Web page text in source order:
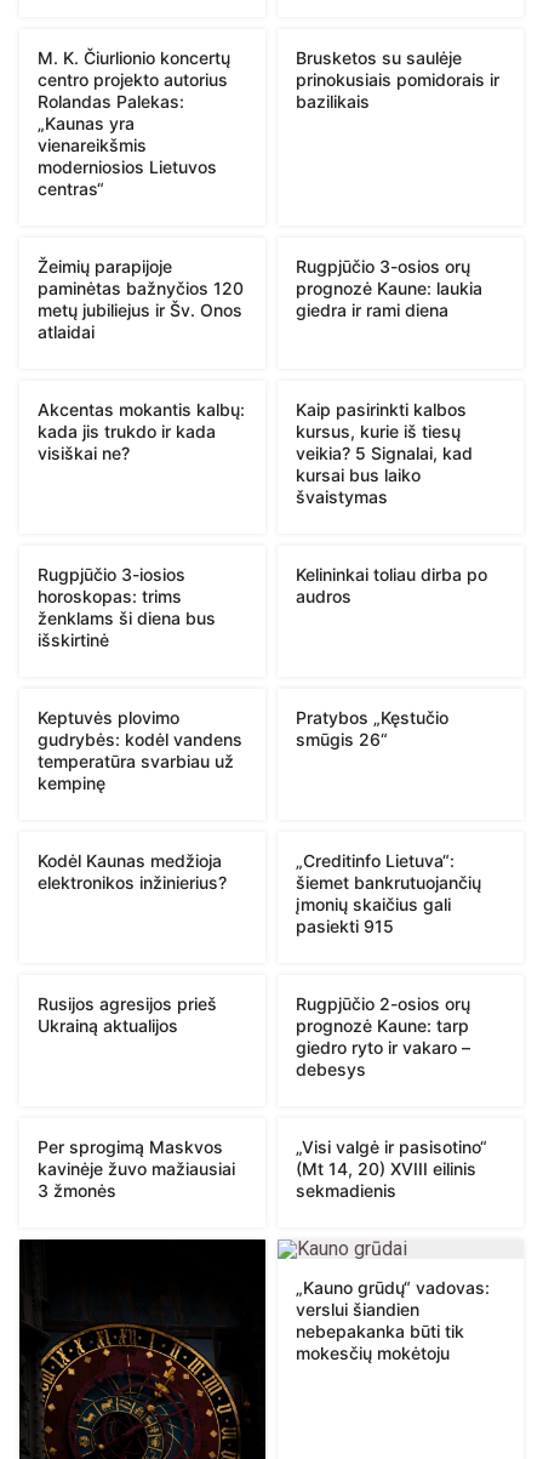
M. K. Čiurlionio koncertų
centro projekto autorius
Rolandas Palekas:
„Kaunas yra
vienareikšmis
moderniosios Lietuvos
centras“
Brusketos su saulėje
prinokusiais pomidorais ir
bazilikais
Žeimių parapijoje
paminėtas bažnyčios 120
metų jubiliejus ir Šv. Onos
atlaidai
Rugpjūčio 3-osios orų
prognozė Kaune: laukia
giedra ir rami diena
Akcentas mokantis kalbų:
kada jis trukdo ir kada
visiškai ne?
Kaip pasirinkti kalbos
kursus, kurie iš tiesų
veikia? 5 Signalai, kad
kursai bus laiko
švaistymas
Rugpjūčio 3-iosios
horoskopas: trims
ženklams ši diena bus
išskirtinė
Kelininkai toliau dirba po
audros
Keptuvės plovimo
gudrybės: kodėl vandens
temperatūra svarbiau už
kempinę
Pratybos „Kęstučio
smūgis 26“
Kodėl Kaunas medžioja
elektronikos inžinierius?
„Creditinfo Lietuva“:
šiemet bankrutuojančių
įmonių skaičius gali
pasiekti 915
Rusijos agresijos prieš
Ukrainą aktualijos
Rugpjūčio 2-osios orų
prognozė Kaune: tarp
giedro ryto ir vakaro –
debesys
Per sprogimą Maskvos
kavinėje žuvo mažiausiai
3 žmonės
„Visi valgė ir pasisotino“
(Mt 14, 20) XVIII eilinis
sekmadienis
„Kauno grūdų“ vadovas:
verslui šiandien
nebepakanka būti tik
mokesčių mokėtoju